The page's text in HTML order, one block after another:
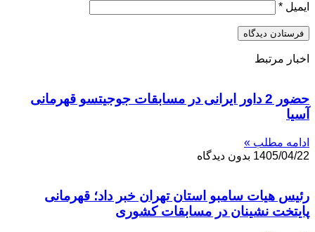
ایمیل *
اخبار مرتبط
حضور 2 داور ایرانی در مسابقات جوجیتسو قهرمانی
آسیا
ادامه مطلب »
1405/04/22 بدون دیدگاه
رئیس هیات سامبو استان تهران خبر داد؛ قهرمانی
پایتخت نشینان در مسابقات کشوری